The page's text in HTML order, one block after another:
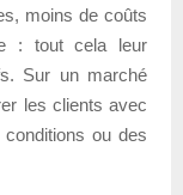
moins de coûts
: tout cela leur
Sur un marché
les clients avec
ou des